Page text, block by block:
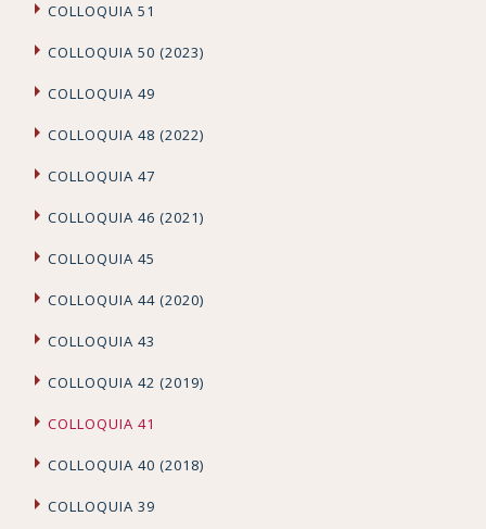
COLLOQUIA 51
COLLOQUIA 50 (2023)
COLLOQUIA 49
COLLOQUIA 48 (2022)
COLLOQUIA 47
COLLOQUIA 46 (2021)
COLLOQUIA 45
COLLOQUIA 44 (2020)
COLLOQUIA 43
COLLOQUIA 42 (2019)
COLLOQUIA 41
COLLOQUIA 40 (2018)
COLLOQUIA 39